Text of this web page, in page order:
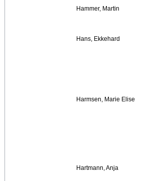
Hammer, Martin
Hans, Ekkehard
Harmsen, Marie Elise
Hartmann, Anja